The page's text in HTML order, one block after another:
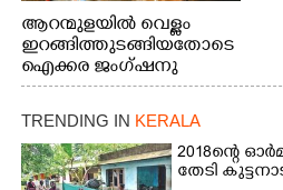
ആറന്മുളയിൽ വെള്ളം
ഇറങ്ങിത്തുടങ്ങിയതോടെ
ഐക്കര ജംഗ്ഷനു
സമീപം ആറന്മുള
കിടങ്ങന്നൂർ റോഡിന്
സമീപം പ്രവർത്തിക്കു
ആറന്മുള തട്ടുകട കഴുകി
വൃത്തിയാക്കുന്നു.
TRENDING IN KERALA
2018ന്റെ
തേടി